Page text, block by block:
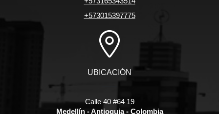
+573015397775
UBICACIÓN
Calle 40 #64 19
Medellín - Antioquia - Colombia